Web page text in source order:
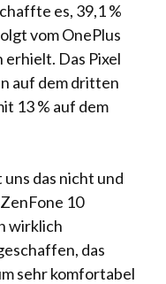
es, 39,1 %
vom OnePlus
erhielt. Das Pixel
auf dem dritten
13 % auf dem
das nicht und
10
wirklich
das
sehr komfortabel